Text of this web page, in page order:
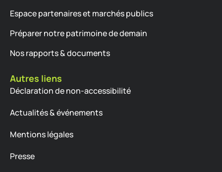
Espace partenaires et marchés publics
Préparer notre patrimoine de demain
Nos rapports & documents
Autres liens
Déclaration de non-accessibilité
Actualités & événements
Mentions légales
Presse